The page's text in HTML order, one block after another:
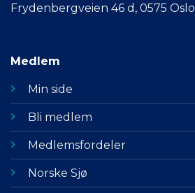
Frydenbergveien 46 d, 0575 Oslo
Medlem
Min side
Bli medlem
Medlemsfordeler
Norske Sjø